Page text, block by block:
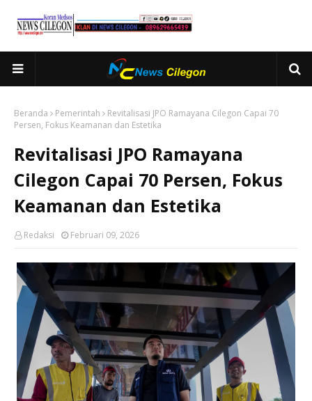
Beranda Pemerintah
Revitalisasi JPO Ramayana Cilegon Capai 70
Persen, Fokus Keamanan dan Estetika
Revitalisasi JPO Ramayana
Cilegon Capai 70 Persen, Fokus
Keamanan dan Estetika
Redaksi Februari 09, 2026